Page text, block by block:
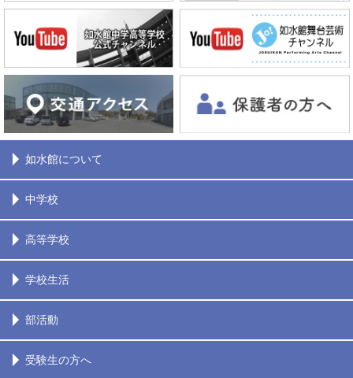
如水館について
中学校
高等学校
学校生活
部活動
受験生の方へ